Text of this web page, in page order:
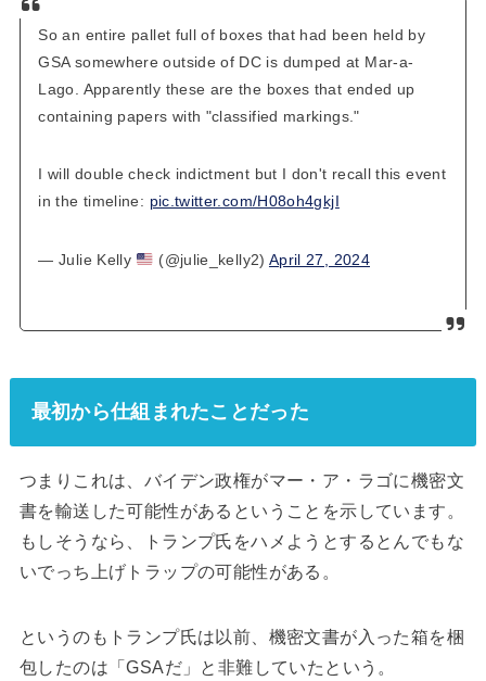
So an entire pallet full of boxes that had been held by
GSA somewhere outside of DC is dumped at Mar-a-
Lago. Apparently these are the boxes that ended up
containing papers with "classified markings."
I will double check indictment but I don't recall this event
in the timeline: pic.twitter.com/H08oh4gkjI
— Julie Kelly (@julie_kelly2) April 27, 2024
最初から仕組まれたことだった
つまりこれは、バイデン政権がマー・ア・ラゴに機密文
書を輸送した可能性があるということを示しています。
もしそうなら、トランプ氏をハメようとするとんでもな
いでっち上げトラップの可能性がある。
というのもトランプ氏は以前、機密文書が入った箱を梱
包したのは「GSAだ」と非難していたという。